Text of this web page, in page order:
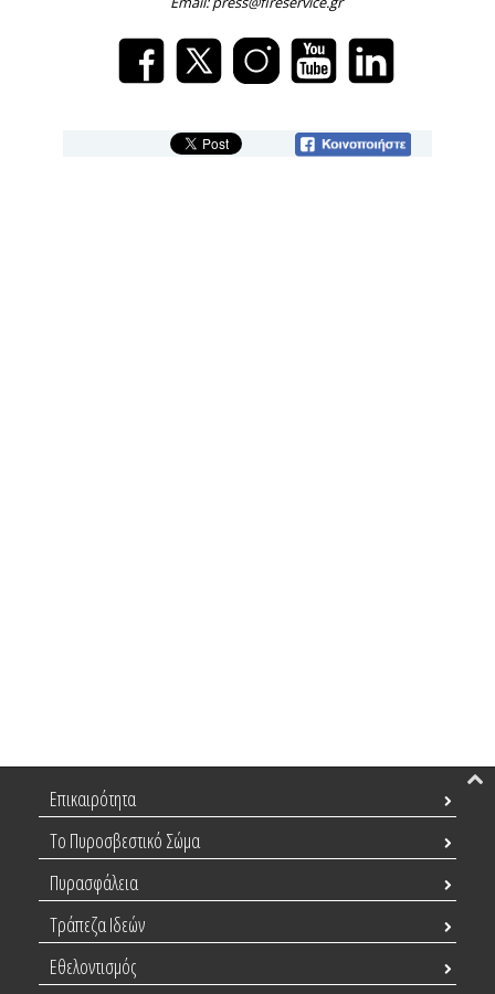
Επικαιρότητα
Το Πυροσβεστικό Σώμα
Πυρασφάλεια
Τράπεζα Ιδεών
Εθελοντισμός